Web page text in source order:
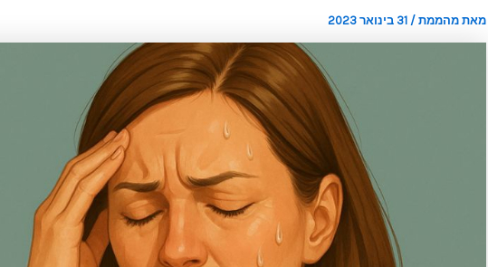
מאתמהממת/31 בינואר 2023